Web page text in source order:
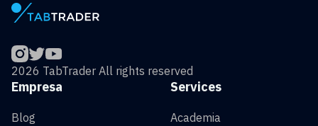
2026 TabTrader All rights reserved
Services
Academia
Empresa
Blog